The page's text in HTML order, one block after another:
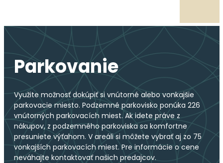
Parkovanie
Využite možnosť dokúpiť si vnútorné alebo vonkajšie
parkovacie miesto. Podzemné parkovisko ponúka 226
vnútorných parkovacích miest. Ak idete práve z
nákupov, z podzemného parkoviska sa komfortne
presuniete výťahom. V areáli si môžete vybrať aj zo 75
vonkajších parkovacích miest. Pre informácie o cene
neváhajte kontaktovať našich predajcov.